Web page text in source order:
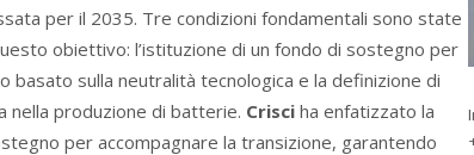
per il 2035. Tre condizioni fondamentali sono state
obiettivo: l’istituzione di un fondo di sostegno per
basato sulla neutralità tecnologica e la definizione di
nella produzione di batterie. Crisciha enfatizzato la
per accompagnare la transizione, garantendo